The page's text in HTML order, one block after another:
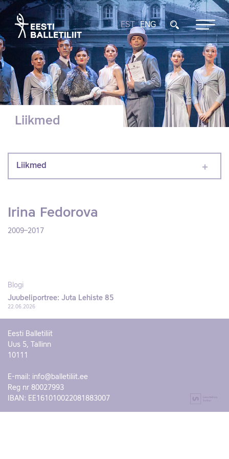
EST ENG
Liikmed
Liikmed
Irina Fedorova
2009–2017
Blogi
Juubeliportree: Juta Lehiste 85
22.06.2026
Eesti Balletiliit
Uus 5, Tallinn
10111
E-mail: info@balletiliit.ee
Reg nr 80027993
IBAN: EE161010022081883007